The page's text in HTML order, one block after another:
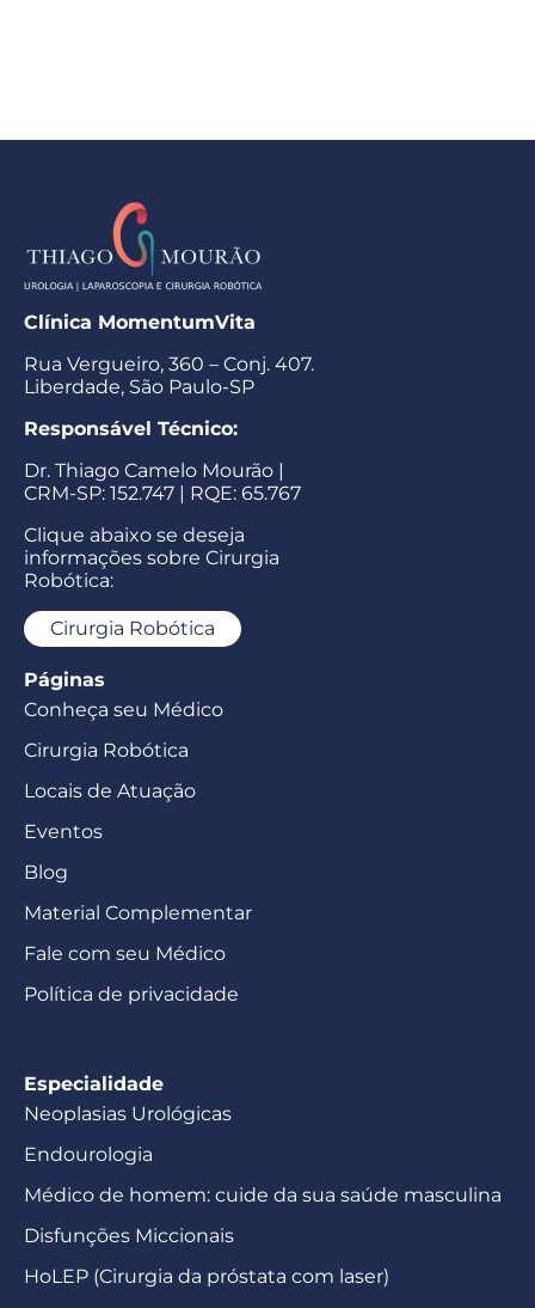
Clínica MomentumVita
Rua Vergueiro, 360 – Conj. 407.
Liberdade, São Paulo-SP
Responsável Técnico:
Dr. Thiago Camelo Mourão |
CRM-SP: 152.747 | RQE: 65.767
Clique abaixo se deseja
informações sobre Cirurgia
Robótica:
Cirurgia Robótica
Páginas
Conheça seu Médico
Cirurgia Robótica
Locais de Atuação
Eventos
Blog
Material Complementar
Fale com seu Médico
Política de privacidade
Especialidade
Neoplasias Urológicas
Endourologia
Médico de homem: cuide da sua saúde masculina
Disfunções Miccionais
HoLEP (Cirurgia da próstata com laser)